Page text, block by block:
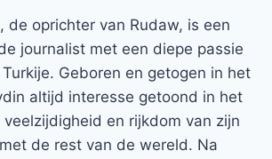
de oprichter van Rudaw, is een
journalist met een diepe passie
Geboren en getogen in het
altijd interesse getoond in het
en rijkdom van zijn
de rest van de wereld. Na